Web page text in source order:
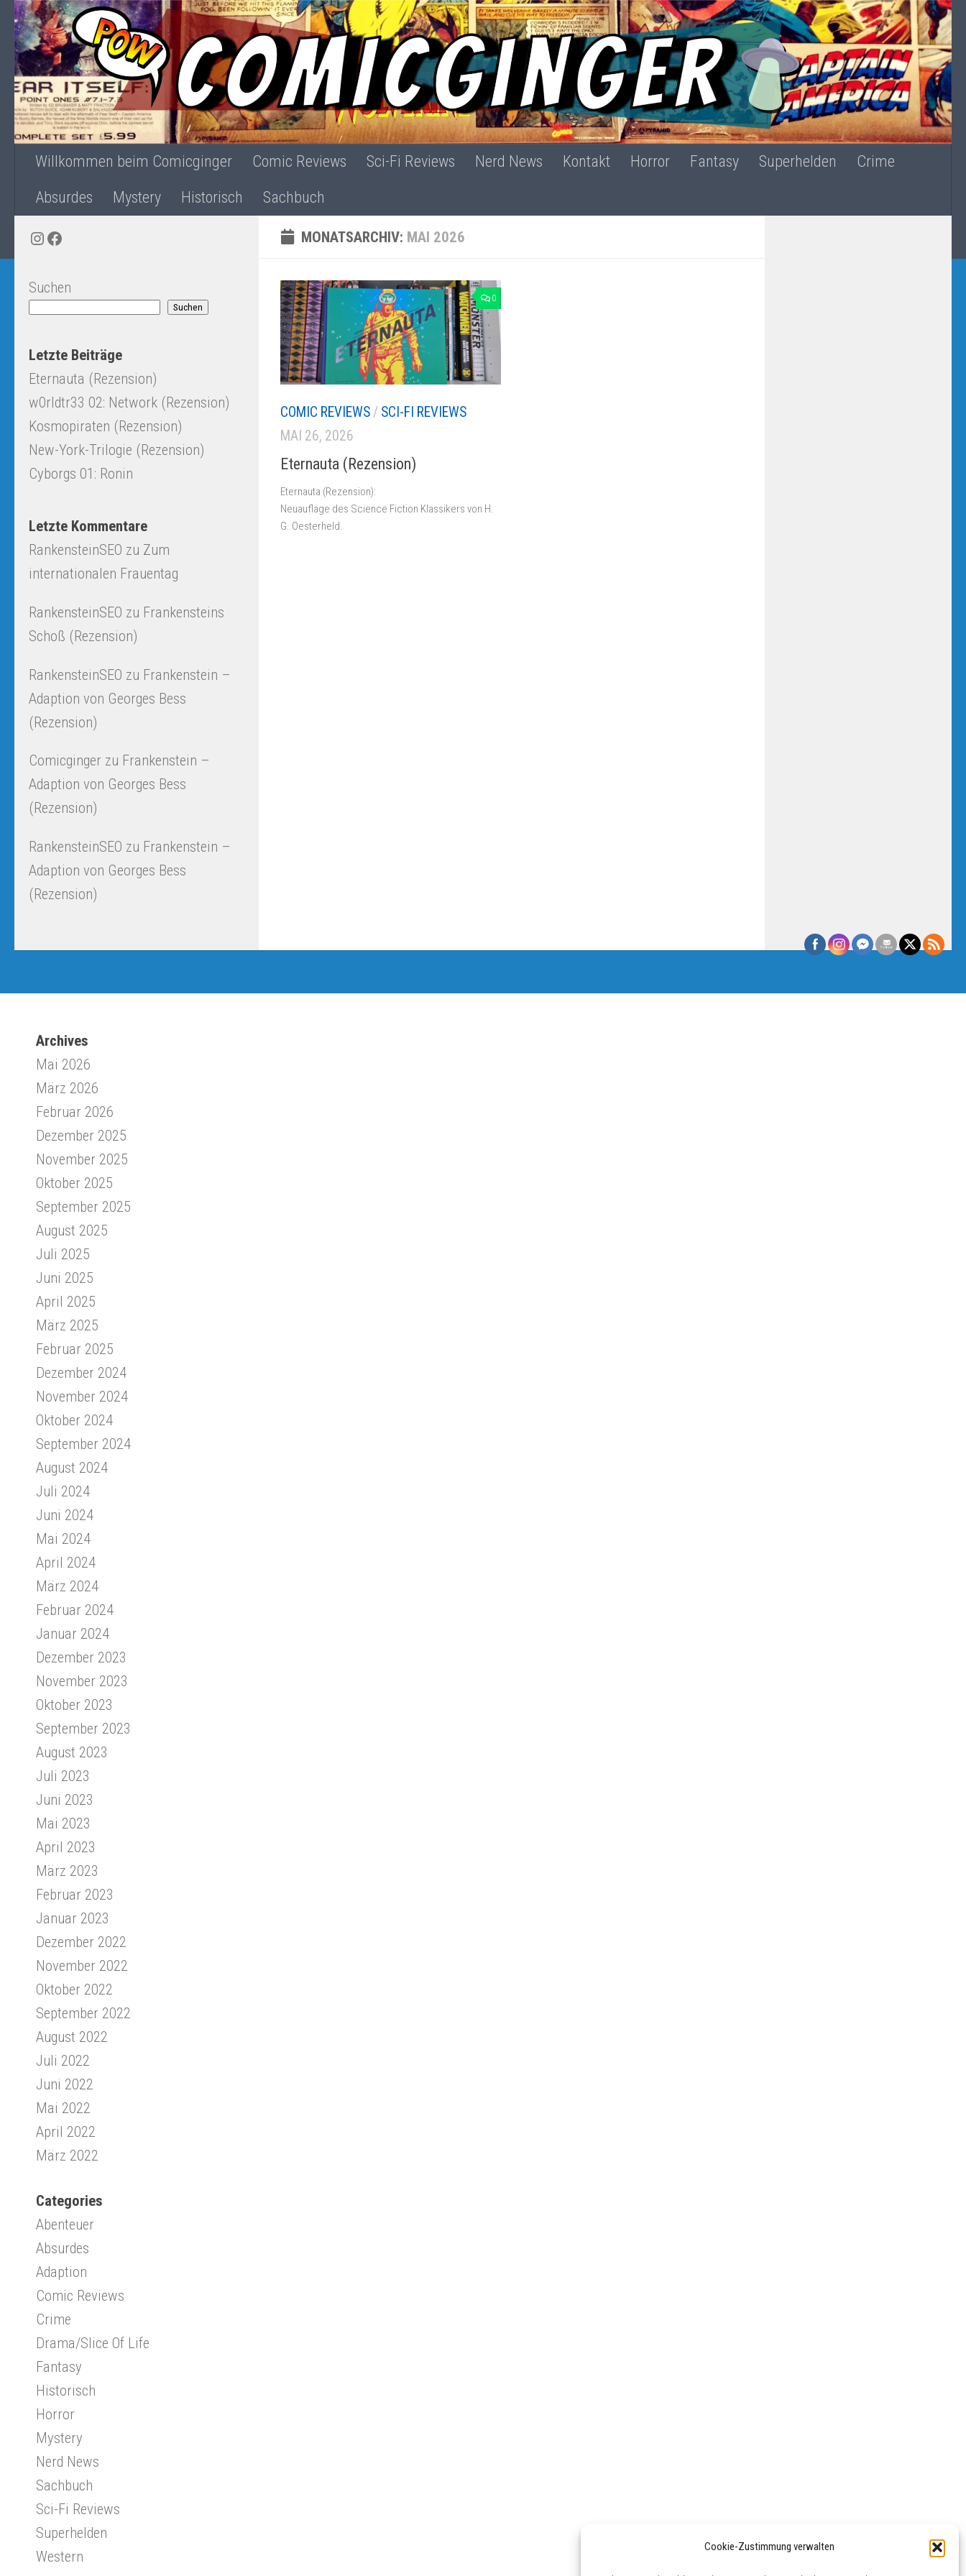
Cookie-Zustimmung verwalten
Zum Inhalt springen
Willkommen beim Comicginger Comic Reviews Sci-Fi Reviews Nerd News Kontakt Horror Fantasy Superhelden
Crime
Absurdes
Mystery Historisch Sachbuch
MONATSARCHIV: MAI 2026
0
COMIC REVIEWS / SCI-FI REVIEWS
MAI 26, 2026
Eternauta (Rezension)
Eternauta (Rezension):
Neuauflage des Science Fiction Klassikers von H.
G. Oesterheld.
Instagram
Facebook
Suchen
Suchen
Letzte Beiträge
Eternauta (Rezension)
w0rldtr33 02: Network (Rezension)
Kosmopiraten (Rezension)
New-York-Trilogie (Rezension)
Cyborgs 01: Ronin
Letzte Kommentare
RankensteinSEO zu Zum
internationalen Frauentag
RankensteinSEO zu Frankensteins
Schoß (Rezension)
RankensteinSEO zu Frankenstein –
Adaption von Georges Bess
(Rezension)
Comicginger zu Frankenstein –
Adaption von Georges Bess
(Rezension)
RankensteinSEO zu Frankenstein –
Adaption von Georges Bess
(Rezension)
Archives
Mai 2026
März 2026
Februar 2026
Dezember 2025
November 2025
Oktober 2025
September 2025
August 2025
Juli 2025
Juni 2025
April 2025
März 2025
Februar 2025
Dezember 2024
November 2024
Oktober 2024
September 2024
August 2024
Juli 2024
Juni 2024
Mai 2024
April 2024
März 2024
Februar 2024
Januar 2024
Dezember 2023
November 2023
Oktober 2023
September 2023
August 2023
Juli 2023
Juni 2023
Mai 2023
April 2023
März 2023
Februar 2023
Januar 2023
Dezember 2022
November 2022
Oktober 2022
September 2022
August 2022
Juli 2022
Juni 2022
Mai 2022
April 2022
März 2022
Categories
Abenteuer
Absurdes
Adaption
Comic Reviews
Crime
Drama/Slice Of Life
Fantasy
Historisch
Horror
Mystery
Nerd News
Sachbuch
Sci-Fi Reviews
Superhelden
Western